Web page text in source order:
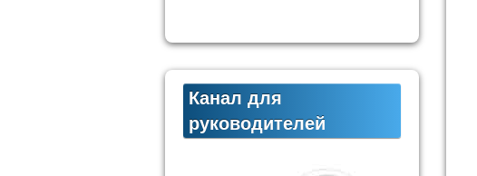
Канал для
руководителей